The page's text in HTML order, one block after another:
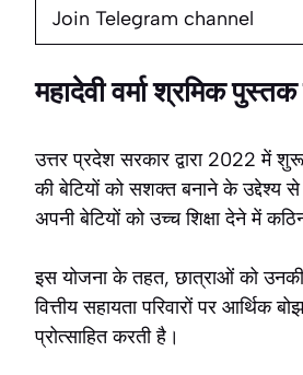
Join Telegram channel
महादेवी वर्मा श्रमिक
उत्तर प्रदेश सरकार द्वारा 2022 में
की बेटियों को सशक्त बनाने के उद्देश्य
अपनी बेटियों को उच्च शिक्षा देने में
इस योजना के तहत, छात्राओं को
वित्तीय सहायता परिवारों पर
प्रोत्साहित करती है।